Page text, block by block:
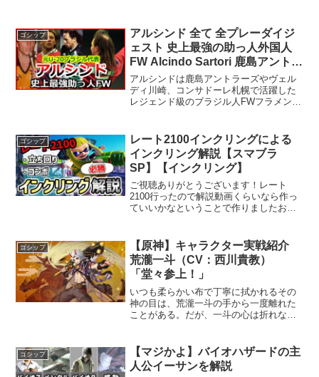
ゴシップ
アルシンド 全て 全プレーダイジ
ェスト 史上最強の助っ人外国人
FW Alcindo Sartori 鹿島アントラ
ーズ サッカー football
アルシンドは鹿島アントラーズやヴェル
ディ川崎、コンサドーレ札幌で活躍した
レジェンド級のブラジル人FWフラメン
浦知良、サントス、ビスマルクらとプレ
ーした。U-20ブラジル...
ゴシップ
レート2100インクリングによる
インクリング解説【スマブラ
SP】【インクリング】
ご視聴ありがとうございます！レート
2100行ったので解説動画くらいなら作っ
ていいかなということで作りましたおか
ください上投げ空上解説→ NBで防げる
飛び道具→ Twit...
ゴシップ
【原神】キャラクター実戦紹介
荒瀧一斗（CV：西川貴教）
「堂々参上！」
いつも柔らかい布で丁寧に拭かれるその
神の目は、荒瀧一斗の手から一度離れた
ことがある。だが、一斗の心は折れなか
らに燃やすこととなる。そう、それこそ
がきっと、「親分」が持つ...
ゴシップ
【マジかよ】バイオハザードの主
人公イーサンを解説